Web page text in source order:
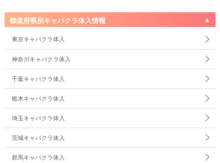
都道府県別キャバクラ体入情報
東京キャバクラ体入
神奈川キャバクラ体入
千葉キャバクラ体入
栃木キャバクラ体入
埼玉キャバクラ体入
茨城キャバクラ体入
群馬キャバクラ体入